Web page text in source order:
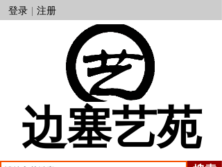
登录 注册
边塞艺苑